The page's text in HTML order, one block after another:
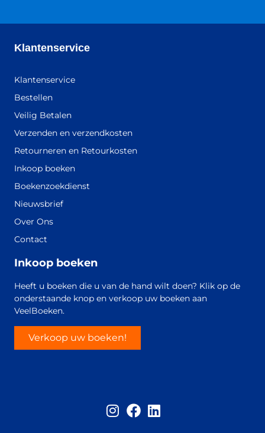
Klantenservice
Klantenservice
Bestellen
Veilig Betalen
Verzenden en verzendkosten
Retourneren en Retourkosten
Inkoop boeken
Boekenzoekdienst
Nieuwsbrief
Over Ons
Contact
Inkoop boeken
Heeft u boeken die u van de hand wilt doen? Klik op de
onderstaande knop en verkoop uw boeken aan
VeelBoeken.
Verkoop uw boeken!